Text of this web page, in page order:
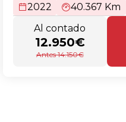
2022
40.367 Km
Al contado
12.950€
Antes 14.150€